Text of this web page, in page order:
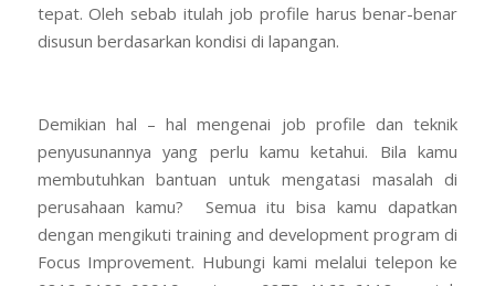
tepat. Oleh sebab itulah job profile harus benar-benar
disusun berdasarkan kondisi di lapangan.
Demikian hal – hal mengenai job profile dan teknik
penyusunannya yang perlu kamu ketahui. Bila kamu
membutuhkan bantuan untuk mengatasi masalah di
perusahaan kamu? Semua itu bisa kamu dapatkan
dengan mengikuti training and development program di
Focus Improvement. Hubungi kami melalui telepon ke